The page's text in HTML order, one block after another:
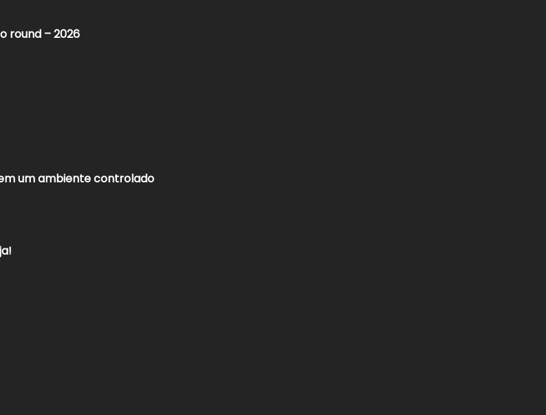
round – 2026
um ambiente controlado